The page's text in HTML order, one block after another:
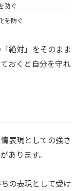
防ぐ
を防ぐ
絶対」をそのまま
おくと自分を守れ
表現としての強さ
あります。
の表現として受け